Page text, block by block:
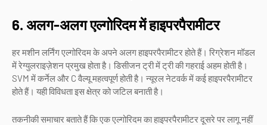
6. अलग-अलग एल्गोरिदम में हाइपरपैरामीटर
हर मशीन लर्निंग एल्गोरिदम के अपने अलग हाइपरपैरामीटर होते हैं। रिग्रेशन मॉडल
में रेग्युलराइज़ेशन प्रमुख होता है। डिसीजन ट्री में ट्री की गहराई अहम होती है।
SVM में कर्नेल और C वैल्यू महत्वपूर्ण होती है। न्यूरल नेटवर्क में कई हाइपरपैरामीटर
होते हैं। यही विविधता इस क्षेत्र को जटिल बनाती है।
तकनीकी समाचार बताते हैं कि एक एल्गोरिदम का हाइपरपैरामीटर दूसरे पर लागू नहीं